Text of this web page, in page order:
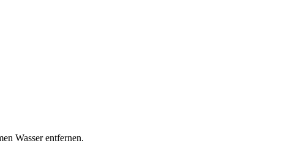
Wasser entfernen.